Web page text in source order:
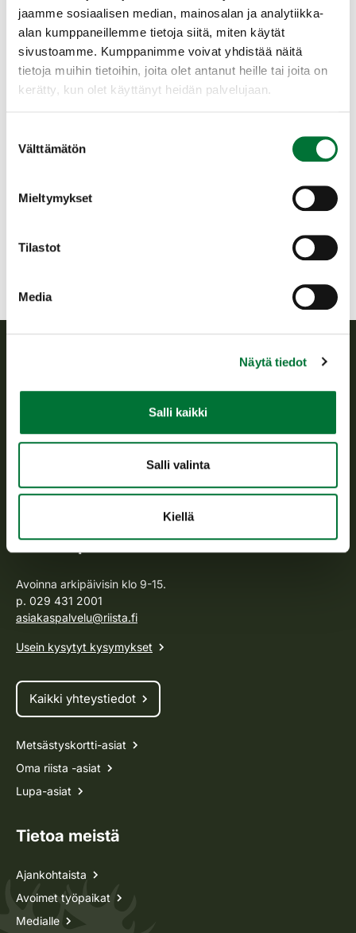
jaamme sosiaalisen median, mainosalan ja analytiikka-
alan kumppaneillemme tietoja siitä, miten käytät
sivustoamme. Kumppanimme voivat yhdistää näitä
tietoja muihin tietoihin, joita olet antanut heille tai joita on
kerätty, kun olet käyttänyt heidän palvelujaan.
valinta
Välttämätön
Mieltymykset
Tilastot
Media
Näytä tiedot
Salli kaikki
Salli valinta
Kiellä
toimiva verkkoyhteys.
Voit tehdä kokeen myös paperisena, mutta
suosimme ensisijaisesti sähköistä versiota.
Pyhtään riistanhoitoyhdistys
pyhtaa@rhy.riista.fi
Petri Räsänen 0400528579
Suomen riistakeskus edistää kestävää riistataloutta, tukee
riistanhoitoyhdistysten toimintaa ja huolehtii riistapolitiikan
toimeenpanosta sekä vastaa sille säädetyistä julkisista
Tietoa meistä
Asiakaspalvelu
Avoinna arkipäivisin klo 9-15.
p. 029 431 2001
asiakaspalvelu@riista.fi
Usein kysytyt kysymykset
Kaikki yhteystiedot
Metsästyskortti-asiat
Oma riista -asiat
Lupa-asiat
Tietoa meistä
Ajankohtaista
Avoimet työpaikat
Medialle